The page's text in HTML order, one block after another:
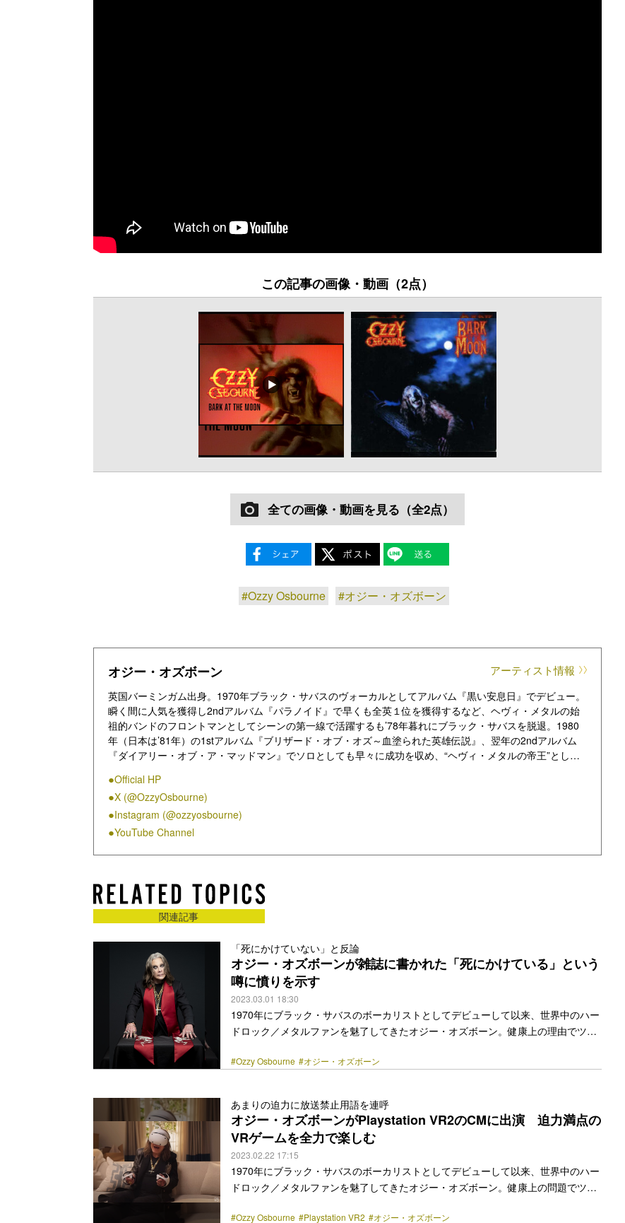
この記事の画像・動画（2点）
全ての画像・動画を見る（全2点）
#Ozzy Osbourne #オジー・オズボーン
オジー・オズボーン アーティスト情報
英国バーミンガム出身。1970年ブラック・サバスのヴォーカルとしてアルバム『黒い安息日』でデビュー。
瞬く間に人気を獲得し2ndアルバム『パラノイド』で早くも全英１位を獲得するなど、ヘヴィ・メタルの始
祖的バンドのフロントマンとしてシーンの第一線で活躍するも’78年暮れにブラック・サバスを脱退。1980
年（日本は’81年）の1stアルバム『ブリザード・オブ・オズ～血塗られた英雄伝説』、翌年の2ndアルバム
『ダイアリー・オブ・ア・マッドマン』でソロとしても早々に成功を収め、“ヘヴィ・メタルの帝王”として
メロディックかつキャッチーでソングライターとしても高く評価されている。ランディ・ローズ、ザック・
ワイルド、ジェイク・E・リー、ガス・Gなど、名ギタリストをこれまで多数輩出してきたことでも有名であ
る。これまでブラック・サバスで9枚、ソロとして11枚のオリジナル・アルバムを発表している。
Official HP
X (@OzzyOsbourne)
Instagram (@ozzyosbourne)
YouTube Channel
関連記事
「死にかけていない」と反論
オジー・オズボーンが雑誌に書かれた「死にかけている」という
噂に憤りを示す
2023.03.01 18:30
1970年にブラック・サバスのボーカリストとしてデビューして以来、世界中のハー
ドロック／メタルファンを魅了してきたオジー・オズボーン。健康上の理由でツア
に憤りを示している。 先日オジー・オズボーンは、自身が出演するラジオ局
いる”とか書いてあったけど、私は死にかけてない！まったく…..もう私には充分悪
いことが起こっただろ？もし医者からツアーの許… <a class="more-link"
href="https://bezzy.jp/2023/03/20442/"></a>
#Ozzy Osbourne #オジー・オズボーン
あまりの迫力に放送禁止用語を連呼
オジー・オズボーンがPlaystation VR2のCMに出演 迫力満点の
VRゲームを全力で楽しむ
2023.02.22 17:15
1970年にブラック・サバスのボーカリストとしてデビューして以来、世界中のハー
ドロック／メタルファンを魅了してきたオジー・オズボーン。健康上の問題でツア
VR2のCMに登場した。 本日発売されたPlaystation VR2のCMに出演したオジー・オ
#Ozzy Osbourne #Playstation VR2 #オジー・オズボーン